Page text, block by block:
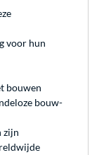
voor hun
bouwen
bouw-
zijn